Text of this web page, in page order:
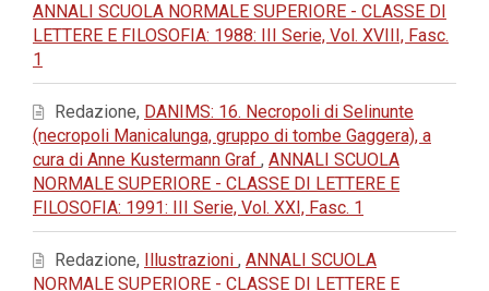
ANNALI SCUOLA NORMALE SUPERIORE - CLASSE DI
LETTERE E FILOSOFIA: 1988: III Serie, Vol. XVIII, Fasc.
1
Redazione, DANIMS: 16. Necropoli di Selinunte
(necropoli Manicalunga, gruppo di tombe Gaggera), a
cura di Anne Kustermann Graf , ANNALI SCUOLA
NORMALE SUPERIORE - CLASSE DI LETTERE E
FILOSOFIA: 1991: III Serie, Vol. XXI, Fasc. 1
Redazione, Illustrazioni , ANNALI SCUOLA
NORMALE SUPERIORE - CLASSE DI LETTERE E